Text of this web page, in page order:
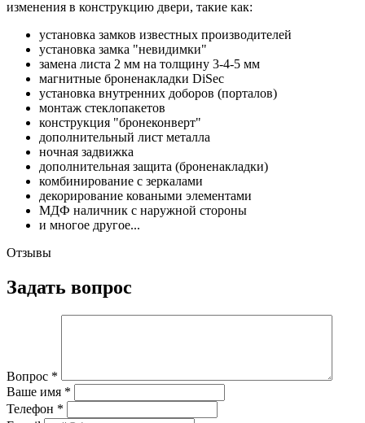
изменения в конструкцию двери, такие как:
установка замков известных производителей
установка замка "невидимки"
замена листа 2 мм на толщину 3-4-5 мм
магнитные броненакладки DiSec
установка внутренних доборов (порталов)
монтаж стеклопакетов
конструкция "бронеконверт"
дополнительный лист металла
ночная задвижка
дополнительная защита (броненакладки)
комбинирование с зеркалами
декорирование коваными элементами
МДФ наличник с наружной стороны
и многое другое...
Отзывы
Задать вопрос
Вопрос *
Ваше имя *
Телефон *